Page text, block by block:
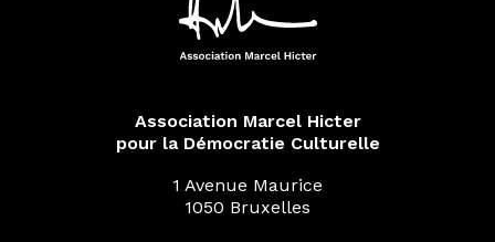
Association Marcel Hicter
pour la Démocratie Culturelle
1 Avenue Maurice
1050 Bruxelles